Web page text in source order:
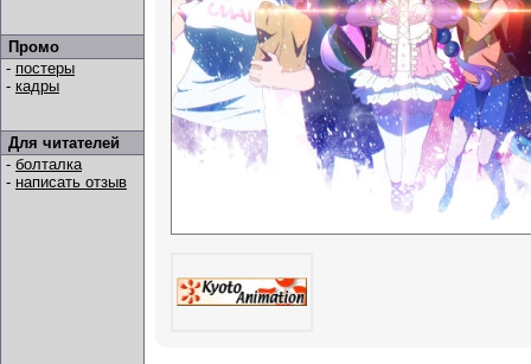
Промо
- постеры
- кадры
Для читателей
- болталка
- написать отзыв